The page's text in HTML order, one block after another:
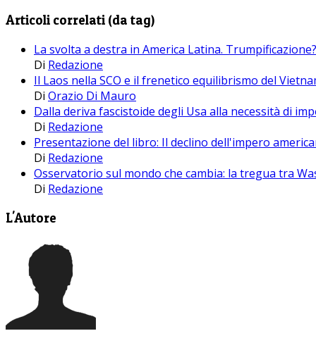
Articoli correlati (da tag)
La svolta a destra in America Latina. Trumpificazione?
Di Redazione
Il Laos nella SCO e il frenetico equilibrismo del
Di Orazio Di Mauro
Dalla deriva fascistoide degli Usa alla necessità di
Di Redazione
Presentazione del libro: Il declino dell'impero
Di Redazione
Osservatorio sul mondo che cambia: la tregua tra
Di Redazione
L'Autore